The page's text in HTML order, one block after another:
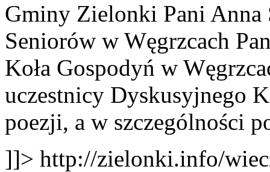
Gminy Zielonki Pani Anna
Seniorów w Węgrzcach
Koła Gospodyń w
uczestnicy Dyskusyjnego
poezji, a w szczególności
]]> http://zielonki.info/